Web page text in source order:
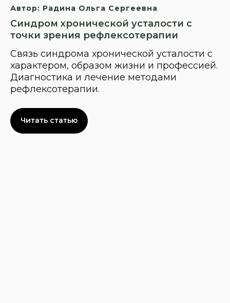
Автор: Радина Ольга Сергеевна
Синдром хронической усталости с
точки зрения рефлексотерапии
Связь синдрома хронической усталости с
характером, образом жизни и профессией.
Диагностика и лечение методами
рефлексотерапии.
Читать статью